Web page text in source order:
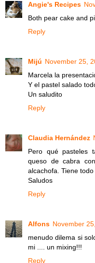
Angie's Recipes
Both pear cake and
Reply
Mijú November 25,
Marcela la
Y el pastel salado
Un saludito
Reply
Claudia Hernández
Pero qué pasteles
queso de cabra
alcachofa. Tiene
Saludos
Reply
Alfons November
menudo dilema si
mi .... un mixing!!!
Reply